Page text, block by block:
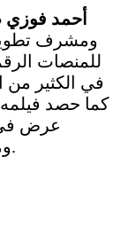
أحمد فوزي
ومشرف
للمنصات
في الكثير من
كما حصد
ومهرجان القاهرة السينمائي، 14 جائزة.